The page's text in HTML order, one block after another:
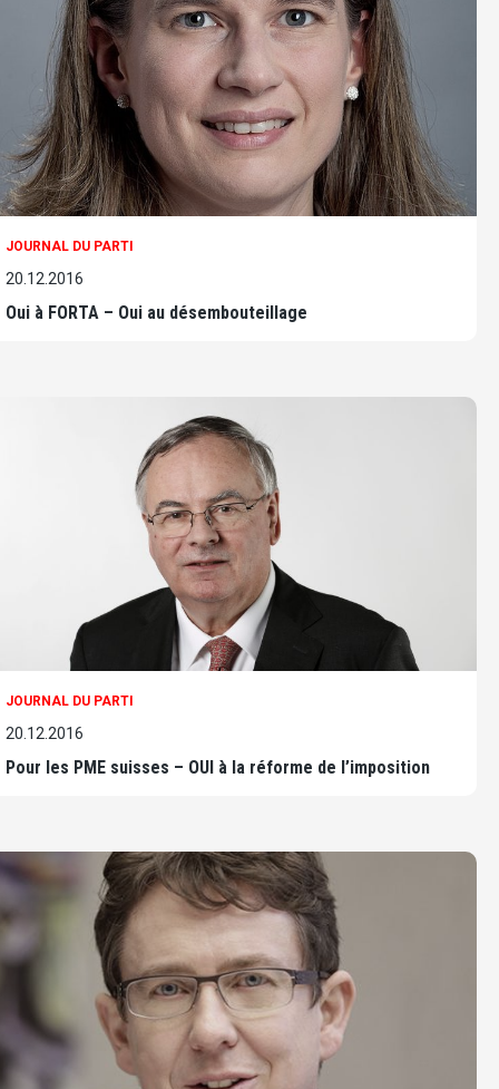
JOURNAL DU PARTI
20.12.2016
Oui à FORTA – Oui au désembouteillage
JOURNAL DU PARTI
20.12.2016
Pour les PME suisses – OUI à la réforme de l’imposition